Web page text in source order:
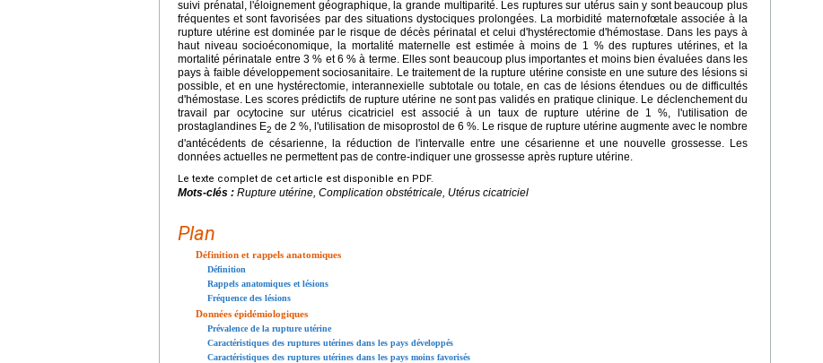
suivi prénatal, l'éloignement géographique, la grande multiparité. Les ruptures sur utérus sain y sont beaucoup plus
fréquentes et sont favorisées par des situations dystociques prolongées. La morbidité maternofœtale associée à la
rupture utérine est dominée par le risque de décès périnatal et celui d'hystérectomie d'hémostase. Dans les pays à
haut niveau socioéconomique, la mortalité maternelle est estimée à moins de 1 % des ruptures utérines, et la
mortalité périnatale entre 3 % et 6 % à terme. Elles sont beaucoup plus importantes et moins bien évaluées dans les
pays à faible développement sociosanitaire. Le traitement de la rupture utérine consiste en une suture des lésions si
possible, et en une hystérectomie, interannexielle subtotale ou totale, en cas de lésions étendues ou de difficultés
d'hémostase. Les scores prédictifs de rupture utérine ne sont pas validés en pratique clinique. Le déclenchement du
travail par ocytocine sur utérus cicatriciel est associé à un taux de rupture utérine de 1 %, l'utilisation de
prostaglandines E2 de 2 %, l'utilisation de misoprostol de 6 %. Le risque de rupture utérine augmente avec le nombre
d'antécédents de césarienne, la réduction de l'intervalle entre une césarienne et une nouvelle grossesse. Les
données actuelles ne permettent pas de contre-indiquer une grossesse après rupture utérine.
Le texte complet de cet article est disponible en PDF.
Mots-clés : Rupture utérine, Complication obstétricale, Utérus cicatriciel
Plan
Définition et rappels anatomiques
Définition
Rappels anatomiques et lésions
Fréquence des lésions
Données épidémiologiques
Prévalence de la rupture utérine
Caractéristiques des ruptures utérines dans les pays développés
Caractéristiques des ruptures utérines dans les pays moins favorisés